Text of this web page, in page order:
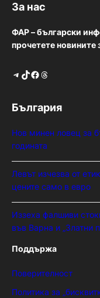
За нас
ФАР – български
прочетете новините
Telegram TikTok Facebook Threads
България
Нов минен ловец за
годината
Левът изчезва от
цените само в евро
Иззеха фалшиви
във Варна и „Златни
Поддържа
Поверителност
Политика за